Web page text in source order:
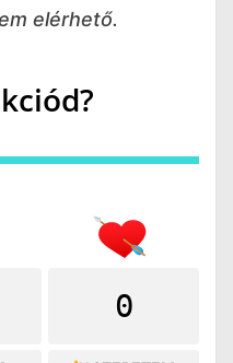
elérhető.
0